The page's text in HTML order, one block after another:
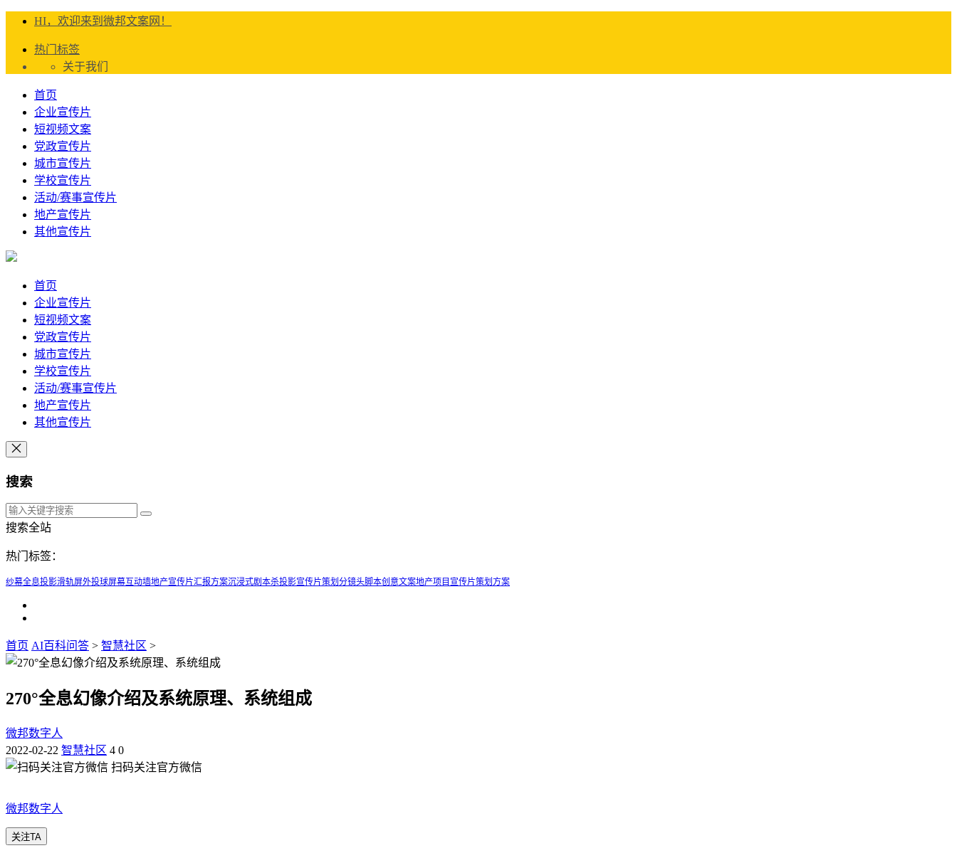
HI，欢迎来到微邦文案网！
热门标签
关于我们
首页
企业宣传片
短视频文案
党政宣传片
城市宣传片
学校宣传片
活动/赛事宣传片
地产宣传片
其他宣传片
首页
企业宣传片
短视频文案
党政宣传片
城市宣传片
学校宣传片
活动/赛事宣传片
地产宣传片
其他宣传片
搜索
搜索全站
热门标签：
纱幕全息投影滑轨屏外投球屏幕互动墙地产宣传片汇报方案沉浸式剧本杀投影宣传片策划 分镜头脚本创意文案地产项目宣传片策划方案
首页 AI百科问答 > 智慧社区 >
270°全息幻像介绍及系统原理、系统组成
微邦数字人
2022-02-22 智慧社区 4 0
扫码关注官方微信
微邦数字人
关注TA